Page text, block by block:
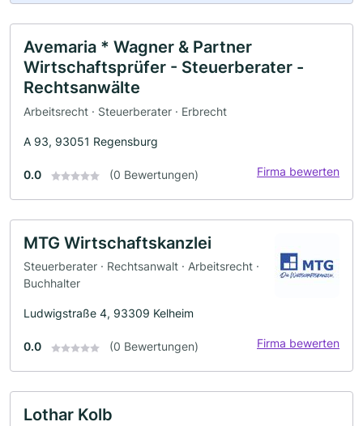
Avemaria * Wagner & Partner
Wirtschaftsprüfer - Steuerberater -
Rechtsanwälte
Arbeitsrecht · Steuerberater · Erbrecht
A 93, 93051 Regensburg
0.0 (0 Bewertungen) Firma bewerten
MTG Wirtschaftskanzlei
Steuerberater · Rechtsanwalt · Arbeitsrecht ·
Buchhalter
Ludwigstraße 4, 93309 Kelheim
0.0 (0 Bewertungen) Firma bewerten
Lothar Kolb